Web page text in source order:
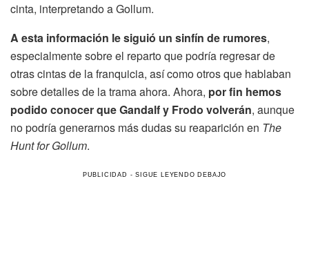
cinta, interpretando a Gollum.
A esta información le siguió un sinfín de rumores,
especialmente sobre el reparto que podría regresar de
otras cintas de la franquicia, así como otros que hablaban
sobre detalles de la trama ahora. Ahora, por fin hemos
podido conocer que Gandalf y Frodo volverán, aunque
no podría generarnos más dudas su reaparición en The
Hunt for Gollum.